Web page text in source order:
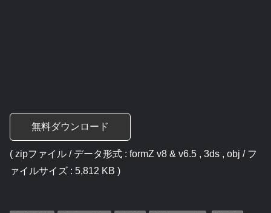
無料ダウンロード
( zipファイル / データ形式 : formZ v8 & v6.5 , 3ds , obj / フ
ァイルサイズ : 5,812 KB )